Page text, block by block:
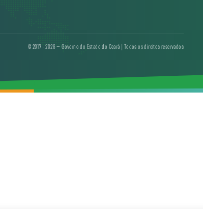
© 2017 - 2026 — Governo do Estado do Ceará | Todos os direitos reservados